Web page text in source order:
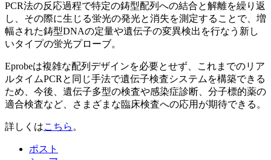
PCR法の反応過程で特定の鋳型配列への結合と解離を繰り返
し、その際に生じる蛍光の発光と消失を測定することで、増
幅された鋳型DNAの定量や遺伝子の変異検出を行なう新し
いタイプの蛍光プローブ。
Eprobeは複雑な配列デザインを必要とせず、これまでのリア
ルタイムPCRと同じ手法で遺伝子検査システムを構築できる
ため、今後、遺伝子多型の検査や感染症診断、分子標的薬の
適合検査など、さまざまな臨床検査への応用が期待できる。
詳しくはこちら。
ポスト